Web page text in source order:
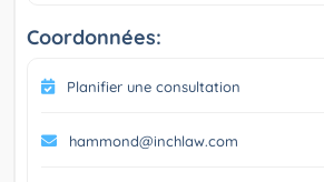
Coordonnées:
Planifier une consultation
hammond@inchlaw.com